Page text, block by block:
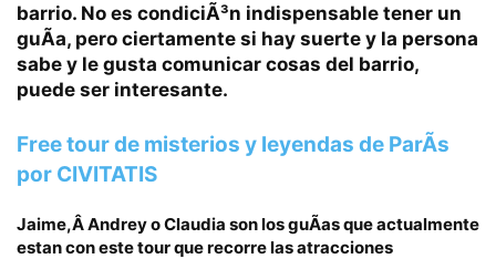
barrio. No es condiciÃ³n indispensable tener un
guÃ­a, pero ciertamente si hay suerte y la persona
sabe y le gusta comunicar cosas del barrio,
puede ser interesante.
Free tour de misterios y leyendas de ParÃ­s
por CIVITATIS
Jaime,Â Andrey o Claudia son los guÃ­as que actualmente
estan con este tour que recorre las atracciones